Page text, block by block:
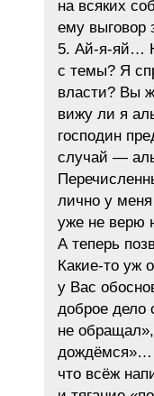
на всяких
ему выговор
5. Ай-я-яй…
с темы? Я
власти? Вы
вижу ли я
господин
случай —
лично у
уже не верю
А теперь
Какие-то уж
у Вас
доброе дело
не
дождёмся»…
что всёж